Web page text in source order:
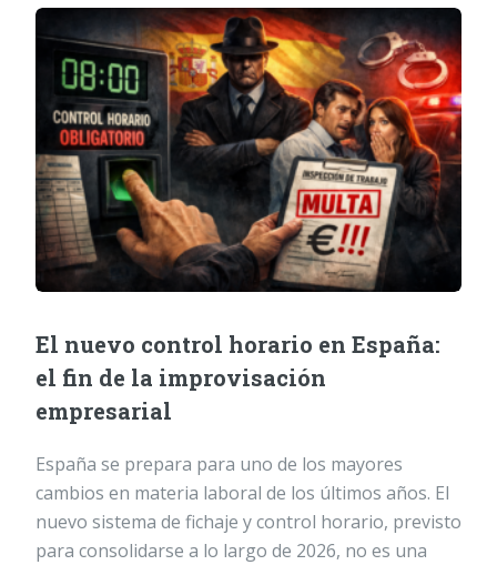
El nuevo control horario en España:
el fin de la improvisación
empresarial
España se prepara para uno de los mayores
cambios en materia laboral de los últimos años. El
nuevo sistema de fichaje y control horario, previsto
para consolidarse a lo largo de 2026, no es una